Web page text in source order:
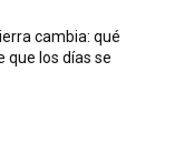
cambia: qué
que los días se